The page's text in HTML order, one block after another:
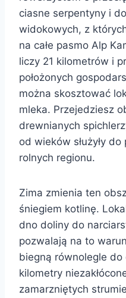
ciasne serpentyny i
widokowych, z
na całe pasmo Alp
liczy 21 kilometrów i
położonych
można skosztować
mleka. Przejedziesz
drewnianych
od wieków służyły
rolnych regionu.
Zima zmienia ten
śniegiem kotlinę.
dno doliny do
pozwalają na to
biegną równolegle do
kilometry
zamarzniętych